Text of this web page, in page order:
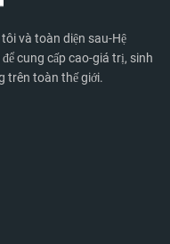
và toàn diện sau-Hệ
cung cấp cao-giá trị, sinh
trên toàn thế giới.